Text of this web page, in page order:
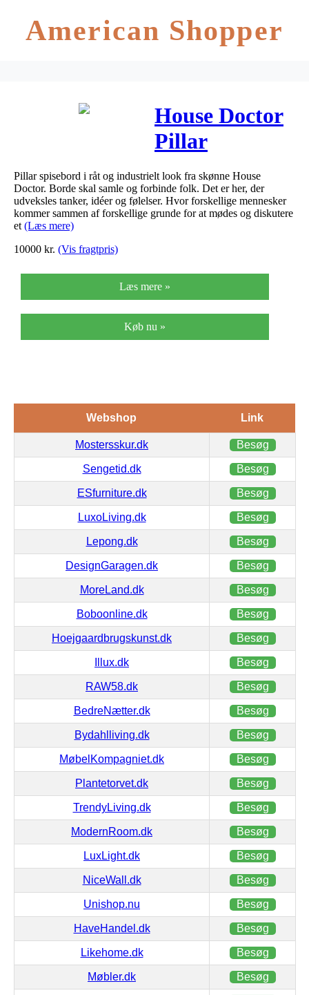
American Shopper
House Doctor
Pillar
Spisebord Sort
Ø130 Cm.
Pillar spisebord i råt og industrielt look fra skønne House
Doctor. Borde skal samle og forbinde folk. Det er her, der
udveksles tanker, idéer og følelser. Hvor forskellige mennesker
kommer sammen af forskellige grunde for at mødes og diskutere
et (Læs mere)
10000 kr. (Vis fragtpris)
Læs mere »
Køb nu »
Webshop Link
Mostersskur.dk Besøg
Sengetid.dk Besøg
ESfurniture.dk Besøg
LuxoLiving.dk Besøg
Lepong.dk Besøg
DesignGaragen.dk Besøg
MoreLand.dk Besøg
Boboonline.dk Besøg
Hoejgaardbrugskunst.dk Besøg
Illux.dk Besøg
RAW58.dk Besøg
BedreNætter.dk Besøg
Bydahlliving.dk Besøg
MøbelKompagniet.dk Besøg
Plantetorvet.dk Besøg
TrendyLiving.dk Besøg
ModernRoom.dk Besøg
LuxLight.dk Besøg
NiceWall.dk Besøg
Unishop.nu Besøg
HaveHandel.dk Besøg
Likehome.dk Besøg
Møbler.dk Besøg